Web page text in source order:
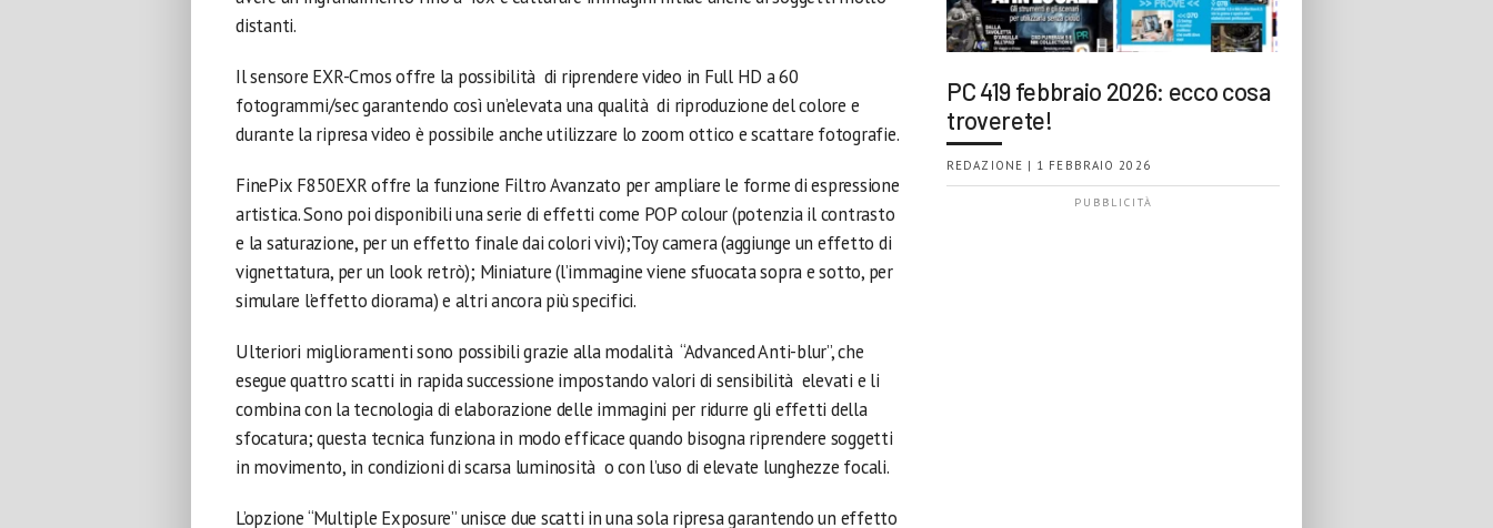
distanti.
Il sensore EXR-Cmos offre la possibilità di riprendere video in Full HD a 60
fotogrammi/sec garantendo così un’elevata una qualità di riproduzione del colore e
durante la ripresa video è possibile anche utilizzare lo zoom ottico e scattare fotografie.
FinePix F850EXR offre la funzione Filtro Avanzato per ampliare le forme di espressione
artistica. Sono poi disponibili una serie di effetti come POP colour (potenzia il contrasto
e la saturazione, per un effetto finale dai colori vivi);Toy camera (aggiunge un effetto di
vignettatura, per un look retrò); Miniature (l’immagine viene sfuocata sopra e sotto, per
simulare l’effetto diorama) e altri ancora più specifici.
Ulteriori miglioramenti sono possibili grazie alla modalità “Advanced Anti-blur”, che
esegue quattro scatti in rapida successione impostando valori di sensibilità elevati e li
combina con la tecnologia di elaborazione delle immagini per ridurre gli effetti della
sfocatura; questa tecnica funziona in modo efficace quando bisogna riprendere soggetti
in movimento, in condizioni di scarsa luminosità o con l’uso di elevate lunghezze focali.
L’opzione “Multiple Exposure” unisce due scatti in una sola ripresa garantendo un effetto
PC 419 febbraio 2026: ecco cosa
troverete!
REDAZIONE | 1 FEBBRAIO 2026